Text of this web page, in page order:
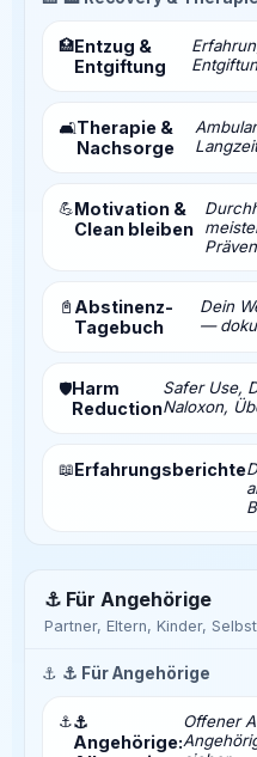
🏥Entzug &
Entgiftung
🛋️Therapie &
Nachsorge
💪Motivation &
Clean bleiben
📓 Abstinenz-
Tagebuch
Dein
—
🛡️Harm
Reduction
Safer Use,
Naloxon,
📖Erfahrungsberichte
⚓ Für Angehörige
Partner, Eltern, Kinder,
⚓ ⚓ Für Angehörige
⚓⚓
Angehörige:
Offener